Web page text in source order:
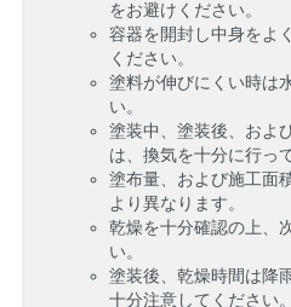
をお避けください。
容器を開封し中身をよ
ください。
塗料が伸びにくい時は
い。
塗装中、塗装後、およ
は、換気を十分に行っ
塗布量、および施工面
より異なります。
乾燥を十分確認の上、
い。
塗装後、乾燥時間は降
十分注意してください